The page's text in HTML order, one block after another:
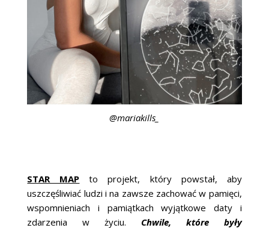
@mariakills_
STAR MAP to projekt, który powstał, aby
uszczęśliwiać ludzi i na zawsze zachować w pamięci,
wspomnieniach i pamiątkach wyjątkowe daty i
zdarzenia w życiu. Chwile, które były